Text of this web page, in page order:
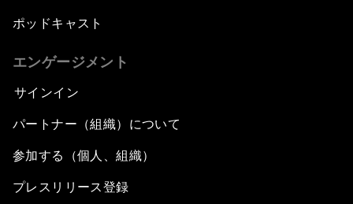
ポッドキャスト
エンゲージメント
サインイン
パートナー（組織）について
参加する（個人、組織）
プレスリリース登録